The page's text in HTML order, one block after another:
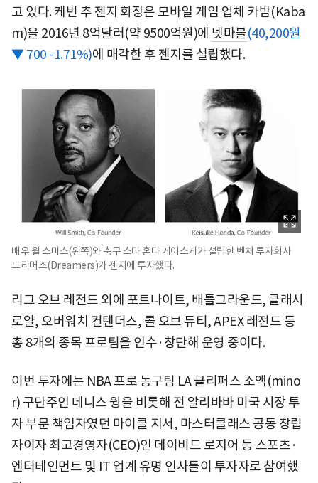
고 있다. 케빈 추 젠지 회장은 모바일 게임 업체 카밤(Kaba
m)을 2016년 8억달러(약 9500억원)에 넷마블(40,200원
▼ 700 -1.71%)에 매각한 후 젠지를 설립했다.
배우 윌 스미스(왼쪽)와 축구 스타 혼다 케이스케가 설립한 벤처 투자회사
드리머스(Dreamers)가 젠지에 투자했다.
리그 오브 레전드 외에 포트나이트, 배틀그라운드, 클래시
로얄, 오버워치 컨텐더스, 콜 오브 듀티, APEX 레전드 등
총 8개의 종목 프로팀을 인수·창단해 운영 중이다.
이번 투자에는 NBA 프로 농구팀 LA 클리퍼스 소액(mino
r) 구단주인 데니스 웡을 비롯해 전 알리바바 미국 시장 투
자 부문 책임자였던 마이클 지서, 마스터클래스 공동 창립
자이자 최고경영자(CEO)인 데이비드 로지어 등 스포츠·
엔터테인먼트 및 IT 업계 유명 인사들이 투자자로 참여했